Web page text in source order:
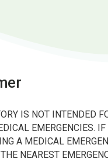
IS NOT INTENDED
EMERGENCIES. IF
A MEDICAL
NEAREST